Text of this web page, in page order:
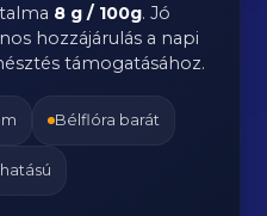
8 g / 100g. Jó
hozzájárulás a napi
támogatásához.
Bélflóra barát